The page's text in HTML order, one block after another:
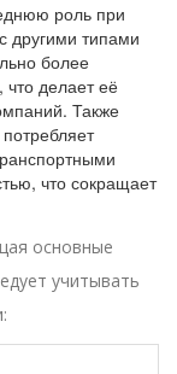
роль при
другими типами
более
делает её
Также
что сокращает
основные
учитывать